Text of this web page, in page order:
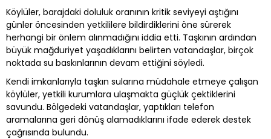
Köylüler, barajdaki doluluk oranının kritik seviyeyi aştığını
günler öncesinden yetkililere bildirdiklerini öne sürerek
herhangi bir önlem alınmadığını iddia etti. Taşkının ardından
büyük mağduriyet yaşadıklarını belirten vatandaşlar, birçok
noktada su baskınlarının devam ettiğini söyledi.
Kendi imkanlarıyla taşkın sularına müdahale etmeye çalışan
köylüler, yetkili kurumlara ulaşmakta güçlük çektiklerini
savundu. Bölgedeki vatandaşlar, yaptıkları telefon
aramalarına geri dönüş alamadıklarını ifade ederek destek
çağrısında bulundu.